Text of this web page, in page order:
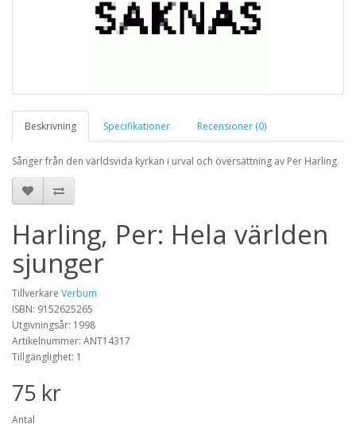
Beskrivning Specifikationer Recensioner (0)
Sånger från den världsvida kyrkan i urval och översättning av Per Harling.
Harling, Per: Hela världen
sjunger
Tillverkare Verbum
ISBN: 9152625265
Utgivningsår: 1998
Artikelnummer: ANT14317
Tillgänglighet: 1
75 kr
Antal